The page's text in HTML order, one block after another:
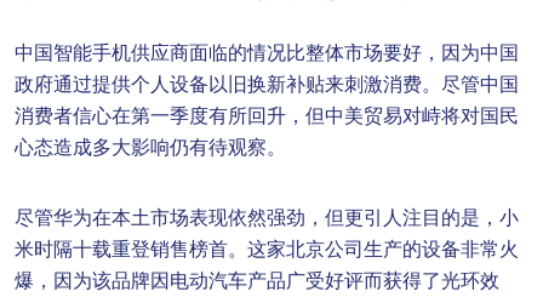
中国智能手机供应商面临的情况比整体市场要好，因为中国
政府通过提供个人设备以旧换新补贴来刺激消费。尽管中国
消费者信心在第一季度有所回升，但中美贸易对峙将对国民
心态造成多大影响仍有待观察。
尽管华为在本土市场表现依然强劲，但更引人注目的是，小
米时隔十载重登销售榜首。这家北京公司生产的设备非常火
爆，因为该品牌因电动汽车产品广受好评而获得了光环效